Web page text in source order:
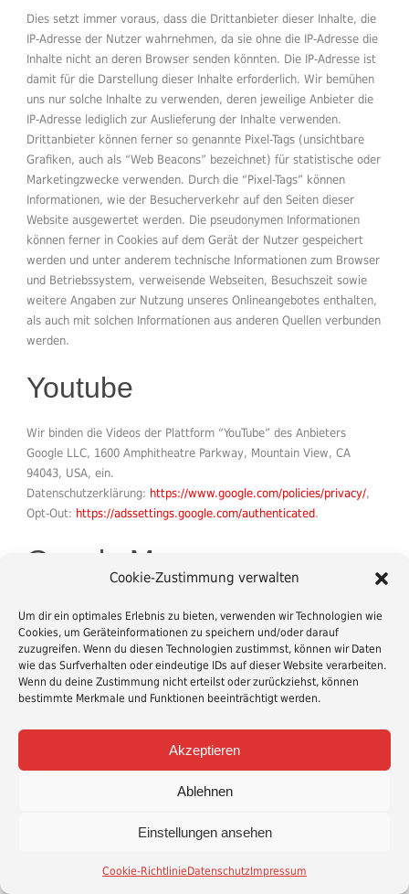
Cookie-Zustimmung verwalten
Um dir ein optimales Erlebnis zu bieten, verwenden wir Technologien wie
Cookies, um Geräteinformationen zu speichern und/oder darauf
zuzugreifen. Wenn du diesen Technologien zustimmst, können wir Daten
wie das Surfverhalten oder eindeutige IDs auf dieser Website verarbeiten.
Wenn du deine Zustimmung nicht erteilst oder zurückziehst, können
bestimmte Merkmale und Funktionen beeinträchtigt werden.
Akzeptieren
Ablehnen
Einstellungen ansehen
Cookie-RichtlinieDatenschutzImpressum
Dies setzt immer voraus, dass die Drittanbieter dieser Inhalte, die
IP-Adresse der Nutzer wahrnehmen, da sie ohne die IP-Adresse die
Inhalte nicht an deren Browser senden könnten. Die IP-Adresse ist
damit für die Darstellung dieser Inhalte erforderlich. Wir bemühen
uns nur solche Inhalte zu verwenden, deren jeweilige Anbieter die
IP-Adresse lediglich zur Auslieferung der Inhalte verwenden.
Drittanbieter können ferner so genannte Pixel-Tags (unsichtbare
Grafiken, auch als “Web Beacons” bezeichnet) für statistische oder
Marketingzwecke verwenden. Durch die “Pixel-Tags” können
Informationen, wie der Besucherverkehr auf den Seiten dieser
Website ausgewertet werden. Die pseudonymen Informationen
können ferner in Cookies auf dem Gerät der Nutzer gespeichert
werden und unter anderem technische Informationen zum Browser
und Betriebssystem, verweisende Webseiten, Besuchszeit sowie
weitere Angaben zur Nutzung unseres Onlineangebotes enthalten,
als auch mit solchen Informationen aus anderen Quellen verbunden
werden.
Youtube
Wir binden die Videos der Plattform “YouTube” des Anbieters
Google LLC, 1600 Amphitheatre Parkway, Mountain View, CA
94043, USA, ein.
Datenschutzerklärung: https://www.google.com/policies/privacy/,
Opt-Out: https://adssettings.google.com/authenticated.
Google Maps
Anbieters Google LLC, 1600 Amphitheatre Parkway, Mountain
View, CA 94043, USA, ein. Zu den verarbeiteten Daten können
insbesondere IP-Adressen und Standortdaten der Nutzer gehören,
die jedoch nicht ohne deren Einwilligung (im Regelfall im Rahmen
der Einstellungen ihrer Mobilgeräte vollzogen), erhoben werden.
https://www.google.com/policies/privacy/
Facebook Social Plugins